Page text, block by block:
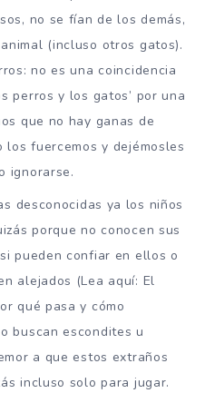
no se fían de los demás,
(incluso otros gatos).
no es una coincidencia
perros y los gatos’ por una
que no hay ganas de
fuercemos y dejémosles
ignorarse.
desconocidas ya los niños
porque no conocen sus
pueden confiar en ellos o
alejados (Lea aquí: El
qué pasa y cómo
buscan escondites u
a que estos extraños
incluso solo para jugar.